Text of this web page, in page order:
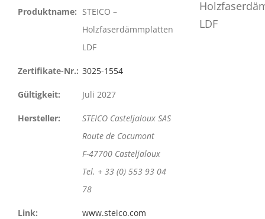
Produktname: STEICO –
Holzfaserdämmplatten
LDF
Zertifikate-Nr.: 3025-1554
Gültigkeit: Juli 2027
Hersteller:
STEICO Casteljaloux SAS
Route de Cocumont
F-47700 Casteljaloux
Tel. + 33 (0) 553 93 04
78
Link:
www.steico.com